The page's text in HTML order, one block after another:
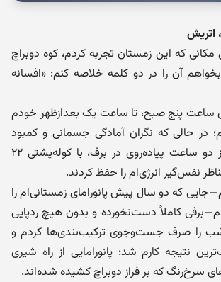
اتریش
که این زمستان تجربه کردم، کوه دوبراچ
آن را در دو کلمه خلاصه کنم: «افسانه
ساعت پنج صبح، تا ساعت یک بعدازظهر خودم
در حالی که نگران آمادگی جسمانی و کمبود
خواب بودم. پس از دو ساعت پیاده‌روی در برف، با کوله‌پشتی ۲۲
نفس‌گیر انرژی‌ام را حفظ کردند.
که دو سال پیش پانورامای زمستانی‌ام را
کاملاً دست‌نخورده و بدون هیچ ردپایی
شب را صرف جست‌وجوی ترکیب‌بندی‌ها کردم و
نتیجه کارم شد: پانورامایی از راه شیری
سرخ‌رنگ که بر فراز دوبراچ کشیده شده‌اند.